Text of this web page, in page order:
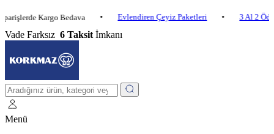
Kargo Bedava • Evlendiren Çeyiz Paketleri • 3 Al 2 Öde •
Vade Farksız 6 Taksit İmkanı
Menü